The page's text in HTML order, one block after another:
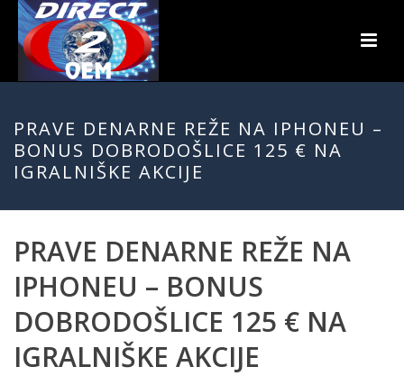
PRAVE DENARNE REŽE NA IPHONEU –
BONUS DOBRODOŠLICE 125 € NA
IGRALNIŠKE AKCIJE
PRAVE DENARNE REŽE NA
IPHONEU – BONUS
DOBRODOŠLICE 125 € NA
IGRALNIŠKE AKCIJE